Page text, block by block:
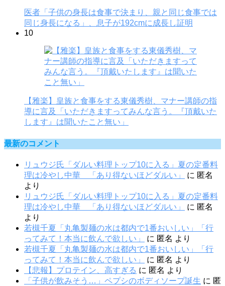
医者「子供の身長は食事で決まり、親と同じ食事では
同じ身長になる」、息子が192cmに成長し証明
10
【雅楽】皇族と食事をする東儀秀樹、マナー講師の指
導に言及「いただきますってみんな言う。『頂戴いた
します』は聞いたこと無い」
最新のコメント
リュウジ氏「ダルい料理トップ10に入る」夏の定番料
理は冷やし中華 「あり得ないほどダルい」
に 匿名
より
リュウジ氏「ダルい料理トップ10に入る」夏の定番料
理は冷やし中華 「あり得ないほどダルい」
に 匿名
より
若槻千夏「丸亀製麺の水は都内で1番おいしい」「行
ってみて！本当に飲んで欲しい」
に 匿名 より
若槻千夏「丸亀製麺の水は都内で1番おいしい」「行
ってみて！本当に飲んで欲しい」
に 匿名 より
【悲報】プロテイン、高すぎる に 匿名 より
「子供が飲みそう…」ペプシのボディソープ誕生 に 匿